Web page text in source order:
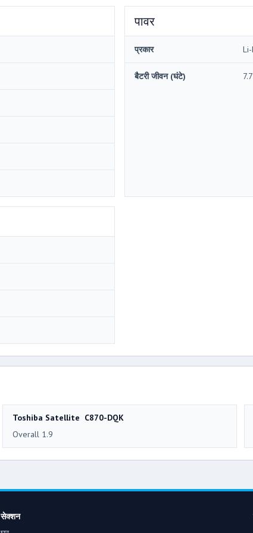
पावर
प्रकार
बैटरी जीवन (घंटे) 7.7
Toshiba Satellite C870-DQK
Overall 1.9
सेक्शन